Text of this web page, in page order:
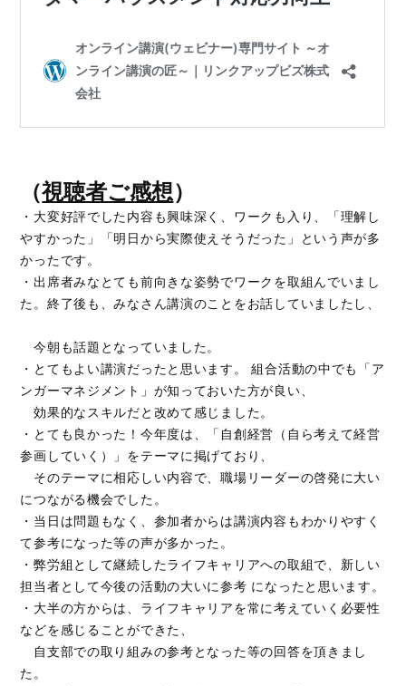
（視聴者ご感想）
・大変好評でした内容も興味深く、ワークも入り、「理解し
やすかった」「明日から実際使えそうだった」という声が多
かったです。
・出席者みなとても前向きな姿勢でワークを取組んでいまし
た。終了後も、みなさん講演のことをお話していましたし、
今朝も話題となっていました。
・とてもよい講演だったと思います。 組合活動の中でも「ア
ンガーマネジメント」が知っておいた方が良い、
効果的なスキルだと改めて感じました。
・とても良かった！今年度は、「自創経営（自ら考えて経営
参画していく）」をテーマに掲げており、
そのテーマに相応しい内容で、職場リーダーの啓発に大い
につながる機会でした。
・当日は問題もなく、参加者からは講演内容もわかりやすく
て参考になった等の声が多かった。
・弊労組として継続したライフキャリアへの取組で、新しい
担当者として今後の活動の大いに参考 になったと思います。
・大半の方からは、ライフキャリアを常に考えていく必要性
などを感じることができた、
自支部での取り組みの参考となった等の回答を頂きまし
た。